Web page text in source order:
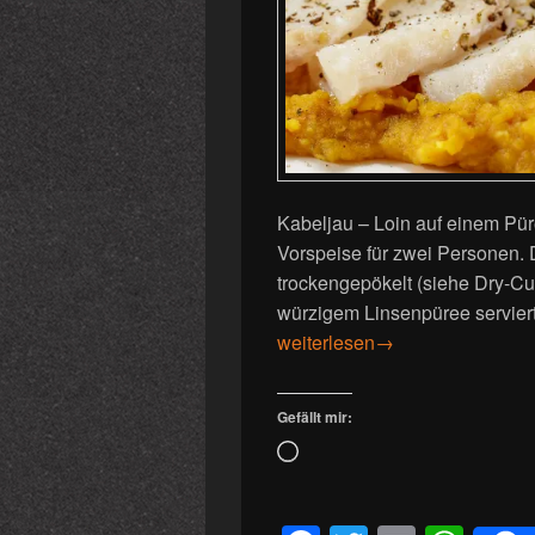
Kabeljau – Loin auf einem
Vorspeise für zwei Personen.
trockengepökelt (siehe Dry-
würzigem Linsenpüree
Kabeljau auf Linsenpüree
weiterlesen→
Gefällt mir:
Wird